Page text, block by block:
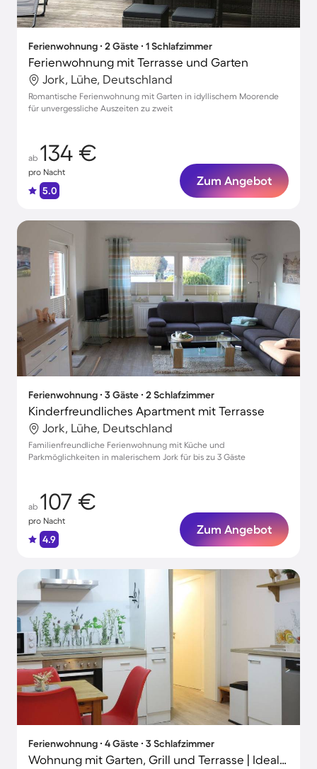
Ferienwohnung ∙ 2 Gäste ∙ 1 Schlafzimmer
Ferienwohnung mit Terrasse und Garten
Jork, Lühe, Deutschland
Romantische Ferienwohnung mit Garten in idyllischem Moorende
für unvergessliche Auszeiten zu zweit
ab 134 €
pro Nacht
5.0
Zum Angebot
Ferienwohnung ∙ 3 Gäste ∙ 2 Schlafzimmer
Kinderfreundliches Apartment mit Terrasse
Jork, Lühe, Deutschland
Familienfreundliche Ferienwohnung mit Küche und
Parkmöglichkeiten in malerischem Jork für bis zu 3 Gäste
ab 107 €
pro Nacht
4.9
Zum Angebot
Ferienwohnung ∙ 4 Gäste ∙ 3 Schlafzimmer
Wohnung mit Garten, Grill und Terrasse | Ideal für Homeoffice